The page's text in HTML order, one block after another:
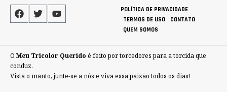
POLÍTICA DE PRIVACIDADE
TERMOS DE USO
CONTATO
QUEM SOMOS
O Meu Tricolor Querido é feito por torcedores para a torcida que
conduz.
Vista o manto, junte-se a nós e viva essa paixão todos os dias!